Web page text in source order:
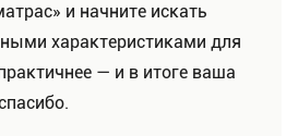
и начните искать
характеристиками для
— и в итоге ваша